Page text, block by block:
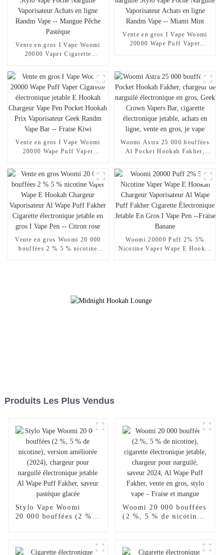
Vente en gros I Vape Woomi
20000 Vaper Cigarette
de narguilé E Stylo Vape Poche
Narguilé Vaporisateur Achats
en ligne Randm Vape --
Mangue Pêche Pastèque
Vente en gros I Vape Woomi
20000 Wape Puff Vaper
Vaporisateur Achats en ligne
Randm Vape -- Miami Mint
Vente en gros I Vape Woomi
20000 Wape Puff Vaper
Pocket Hookah Prix
Vaporisateur Geek Randm Vape
Bar -- Fraise Kiwi
Woomi Astra 25 000 bouffées
Al Pocket Hookah Fakher,
Crown Vapers Bar, cigarette
électronique jetable, achats en
ligne, vente en gros, je vape
Vente en gros Woomi 20 000
bouffées 2 % 5 % nicotine
Woomi 20000 Puff 2% 5%
Nicotine Vaper Wape E Hookah
Produits Les Plus Vendus
Stylo Vape Woomi
20 000 bouffées (2 %,
narguilé électronique
Woomi 20 000 bouffées
(2 %, 5 % de nicotine),
Al Wape Puff Fakher,